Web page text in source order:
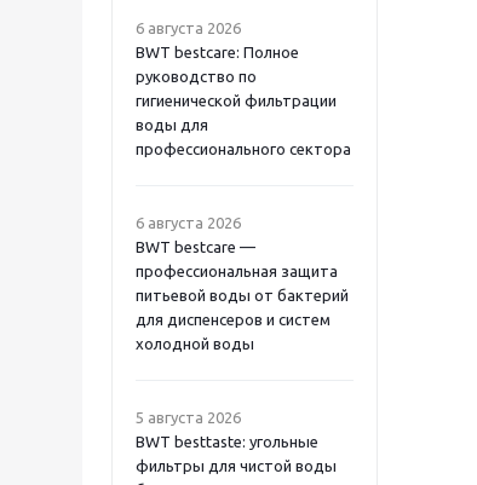
6 августа 2026
BWT bestcare: Полное
руководство по
гигиенической фильтрации
воды для
профессионального сектора
6 августа 2026
BWT bestcare —
профессиональная защита
питьевой воды от бактерий
для диспенсеров и систем
холодной воды
5 августа 2026
BWT besttaste: угольные
фильтры для чистой воды